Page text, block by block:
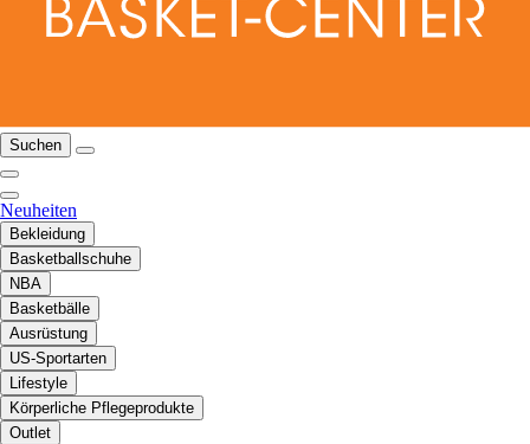
Suchen
Neuheiten
Bekleidung
Basketballschuhe
NBA
Basketbälle
Ausrüstung
US-Sportarten
Lifestyle
Körperliche Pflegeprodukte
Outlet